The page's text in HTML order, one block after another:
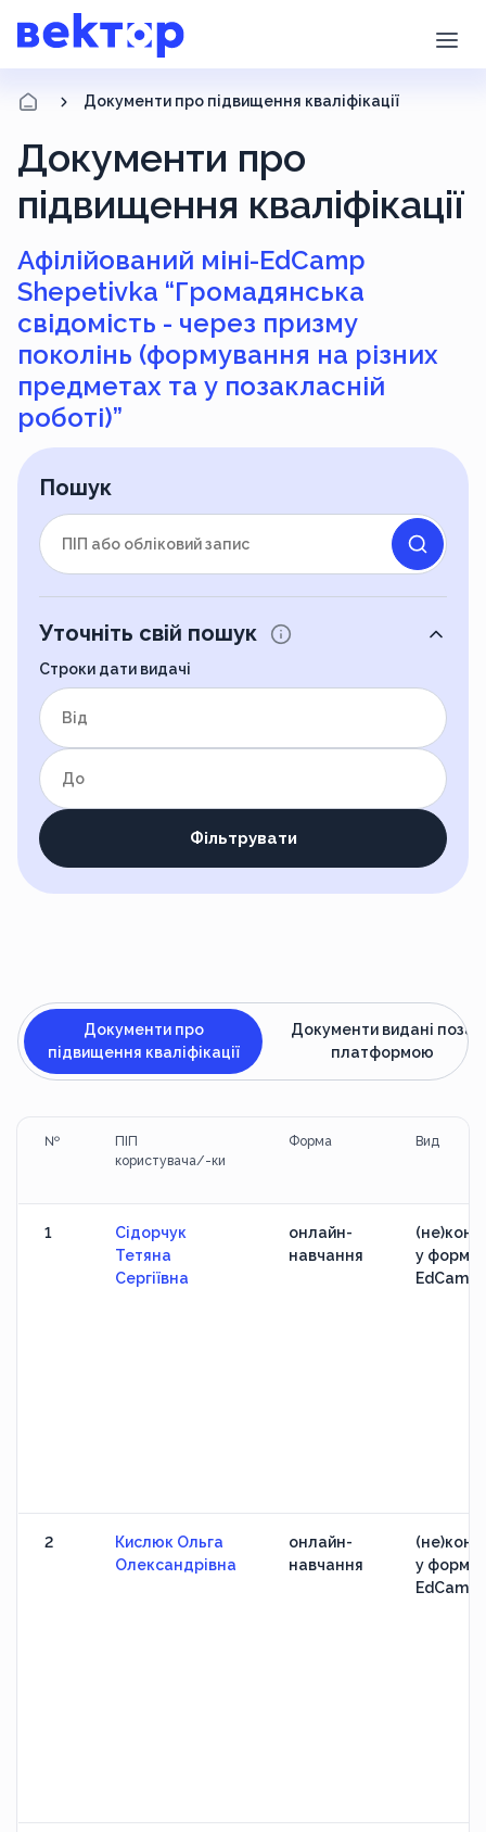
Документи про підвищення кваліфікації
Документи про
підвищення кваліфікації
Афілійований міні-EdCamp
Shepetivka “Громадянська
свідомість - через призму
поколінь (формування на різних
предметах та у позакласній
роботі)”
Пошук
Уточніть свій пошук
Строки дати видачі
Фільтрувати
Документи про
підвищення кваліфікації
Документи видані поза
платформою
№
ПІП
користувача/-ки
Форма Вид
1
Сідорчук
Тетяна
Сергіївна
онлайн-
навчання
у
EdCamp
2
Кислюк Ольга
Олександрівна
онлайн-
навчання
у
EdCamp